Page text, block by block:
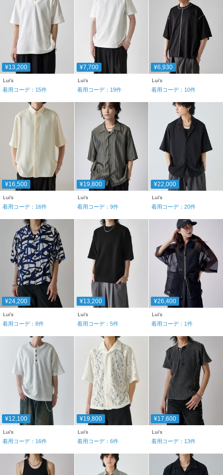
¥13,200
Lui's
着用コーデ： 15件
¥7,700
Lui's
着用コーデ： 19件
¥6,930
Lui's
着用コーデ： 10件
¥16,500
Lui's
着用コーデ： 16件
¥19,800
Lui's
着用コーデ： 9件
¥22,000
Lui's
着用コーデ：20件
¥24,200
Lui's
着用コーデ： 8件
¥13,200
Lui's
着用コーデ： 5件
¥26,400
Lui's
着用コーデ： 1件
¥12,100
Lui's
着用コーデ： 16件
¥19,800
Lui's
着用コーデ： 6件
¥17,600
Lui's
着用コーデ： 13件